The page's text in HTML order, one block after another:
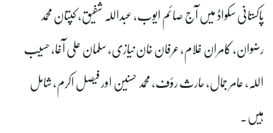
پاکستانی سکواڈ میں آج صائم ایوب، عبداللہ شفیق، کپتان محمد
رضوان، کامران غلام، عرفان خان نیازی، سلمان علی آغا، حسیب
اللہ، عامر جمال، حارث رؤف، محمد حسنین اور فیصل اکرم، شامل
ہیں۔